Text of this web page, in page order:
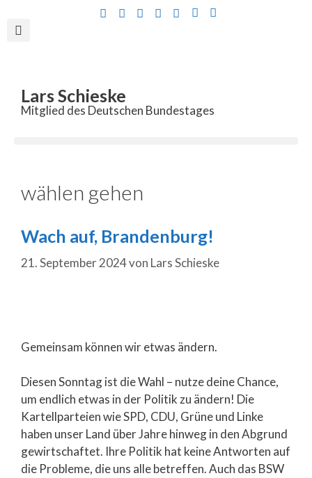
Lars Schieske
Mitglied des Deutschen Bundestages
wählen gehen
Wach auf, Brandenburg!
21. September 2024von Lars Schieske
Gemeinsam können wir etwas ändern.
Diesen Sonntag ist die Wahl – nutze deine Chance,
um endlich etwas in der Politik zu ändern! Die
Kartellparteien wie SPD, CDU, Grüne und Linke
haben unser Land über Jahre hinweg in den Abgrund
gewirtschaftet. Ihre Politik hat keine Antworten auf
die Probleme, die uns alle betreffen. Auch das BSW